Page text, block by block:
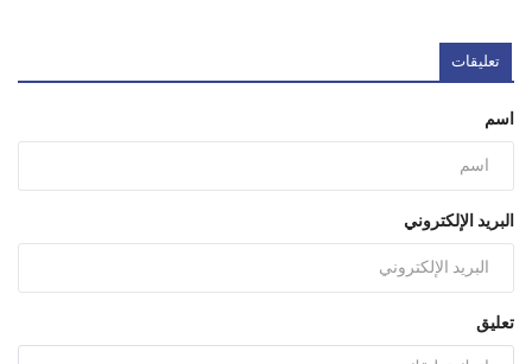
تعليقات
اسم
البريد الإلكتروني
تعليق